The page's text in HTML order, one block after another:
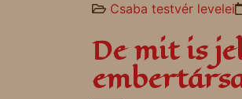
Csaba testvér levelei
De mit is